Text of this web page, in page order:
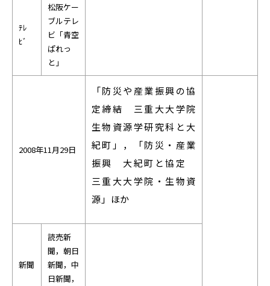
サイトマップ
お問い合わせ
交通案内
キャンパスマップ
保護者の方へ
ANPIC安否情報システム
ﾃﾚ
ﾋﾞ
松阪ケー
ブルテレ
ビ「青空
ぱれっ
と」
2008年11月29日
「防災や産業振興の協
定締結 三重大大学院
生物資源学研究科と大
紀町」，「防災・産業
振興 大紀町と協定
三重大大学院・生物資
源」ほか
新聞
読売新
聞，朝日
新聞，中
日新聞，